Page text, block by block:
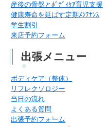
産後の骨盤とﾎﾞﾃﾞｨｹｱ育児支援
健康寿命を延ばす定期ﾒﾝﾃﾅﾝｽ
学生割引
来店予約フォーム
出張メニュー
ボディケア（整体）
リフレクソロジー
当日の流れ
よくある質問
出張予約フォーム